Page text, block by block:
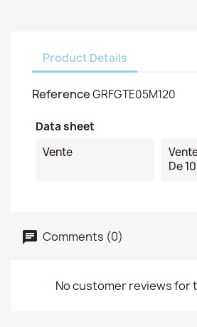
Product Details
ReferenceGRFGTE05M120
Data sheet
Vente
De 10
Comments (0)
No customer reviews for